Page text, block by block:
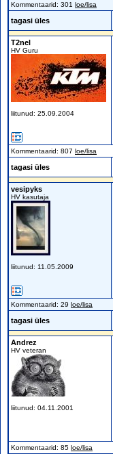
Kommentaarid: 301 loe/lisa
tagasi üles
T2nel
HV Guru
liitunud: 25.09.2004
Kommentaarid: 807 loe/lisa
tagasi üles
vesipyks
HV kasutaja
liitunud: 11.05.2009
Kommentaarid: 29 loe/lisa
tagasi üles
Andrez
HV veteran
liitunud: 04.11.2001
Kommentaarid: 85 loe/lisa